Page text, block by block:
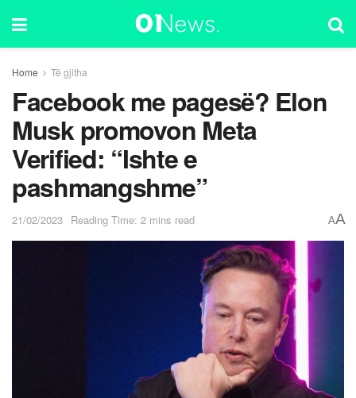
Home Të gjitha
Facebook me pagesë? Elon
Musk promovon Meta
Verified: “Ishte e
pashmangshme”
21/02/2023 Reading Time: 2 mins read AA